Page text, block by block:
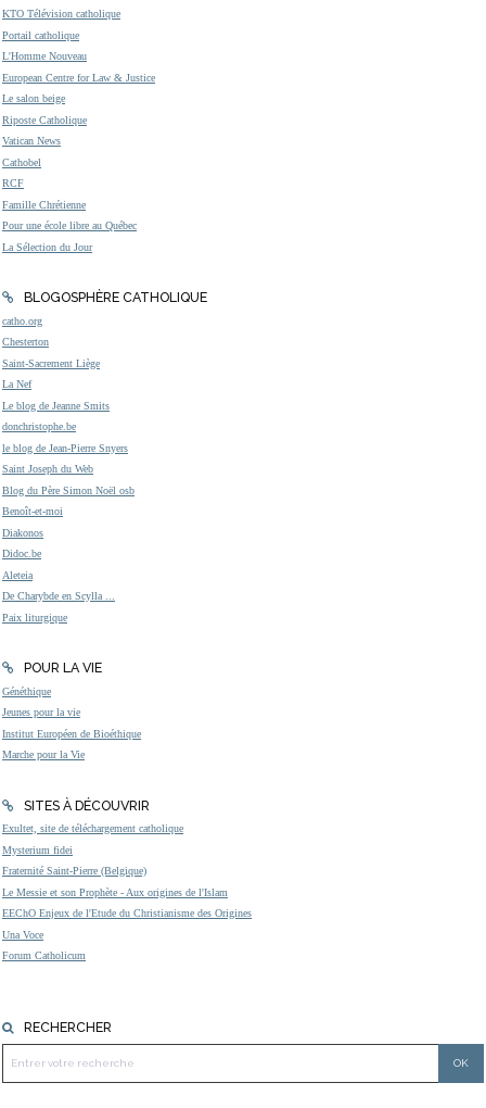
KTO Télévision catholique
Portail catholique
L'Homme Nouveau
European Centre for Law & Justice
Le salon beige
Riposte Catholique
Vatican News
Cathobel
RCF
Famille Chrétienne
Pour une école libre au Québec
La Sélection du Jour
BLOGOSPHÈRE CATHOLIQUE
catho.org
Chesterton
Saint-Sacrement Liège
La Nef
Le blog de Jeanne Smits
donchristophe.be
le blog de Jean-Pierre Snyers
Saint Joseph du Web
Blog du Père Simon Noël osb
Benoît-et-moi
Diakonos
Didoc.be
Aleteia
De Charybde en Scylla ...
Paix liturgique
POUR LA VIE
Généthique
Jeunes pour la vie
Institut Européen de Bioéthique
Marche pour la Vie
SITES À DÉCOUVRIR
Exultet, site de téléchargement catholique
Mysterium fidei
Fraternité Saint-Pierre (Belgique)
Le Messie et son Prophète - Aux origines de l'Islam
EEChO Enjeux de l'Etude du Christianisme des Origines
Una Voce
Forum Catholicum
RECHERCHER